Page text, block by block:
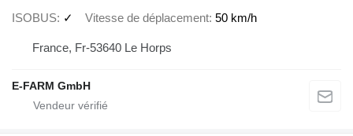
ISOBUS ✓ Vitesse de déplacement 50 km/h
France, Fr-53640 Le Horps
E-FARM GmbH